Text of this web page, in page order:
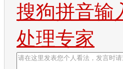
搜狗拼音输
处理专家